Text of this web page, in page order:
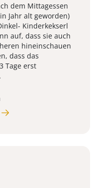
dem Mittagessen
Jahr alt geworden)
Kinderkekserl
auf, dass sie auch
hineinschauen
dass das
Tage erst